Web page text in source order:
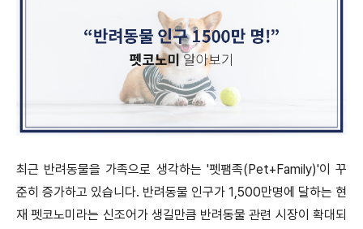
최근 반려동물을 가족으로 생각하는 '펫팸족(Pet+Family)'이 꾸
준히 증가하고 있습니다. 반려동물 인구가 1,500만명에 달하는 현
재 펫코노미라는 신조어가 생길만큼 반려동물 관련 시장이 확대되